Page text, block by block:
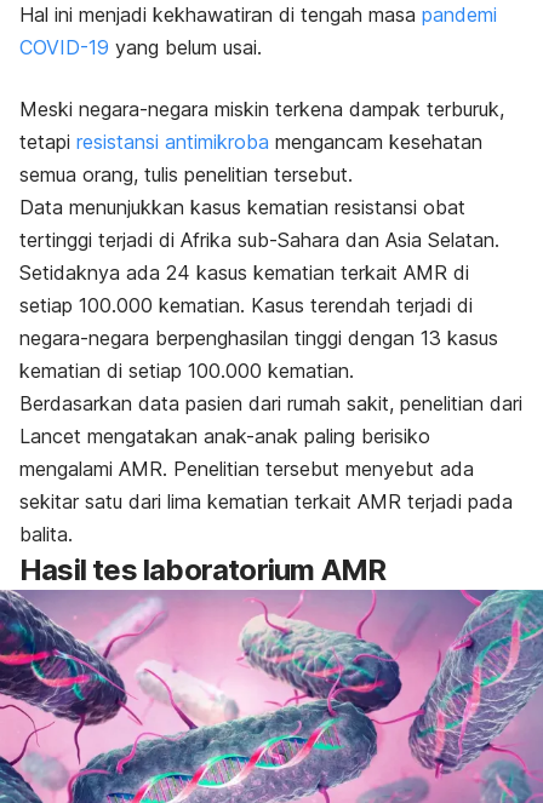
Hal ini menjadi kekhawatiran di tengah masa pandemi
COVID-19 yang belum usai.
Meski negara-negara miskin terkena dampak terburuk,
tetapi resistansi antimikroba mengancam kesehatan
semua orang, tulis penelitian tersebut.
Data menunjukkan kasus kematian resistansi obat
tertinggi terjadi di Afrika sub-Sahara dan Asia Selatan.
Setidaknya ada 24 kasus kematian terkait AMR di
setiap 100.000 kematian. Kasus terendah terjadi di
negara-negara berpenghasilan tinggi dengan 13 kasus
kematian di setiap 100.000 kematian.
Berdasarkan data pasien dari rumah sakit, penelitian dari
Lancet mengatakan anak-anak paling berisiko
mengalami AMR. Penelitian tersebut menyebut ada
sekitar satu dari lima kematian terkait AMR terjadi pada
balita.
Hasil tes laboratorium AMR